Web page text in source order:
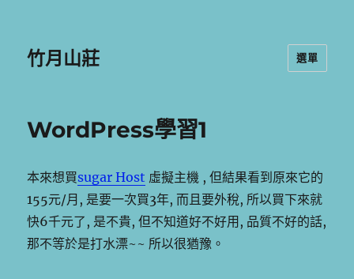
竹月山莊 選單
WordPress學習1
本來想買sugar Host 虛擬主機 , 但結果看到原來它的
155元/月, 是要一次買3年, 而且要外稅, 所以買下來就
快6千元了, 是不貴, 但不知道好不好用, 品質不好的話,
那不等於是打水漂~~ 所以很猶豫。